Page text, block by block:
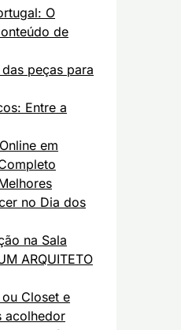
O
de
peças para
Entre a
em
no Dia dos
na Sala
ARQUITETO
Closet e
acolhedor